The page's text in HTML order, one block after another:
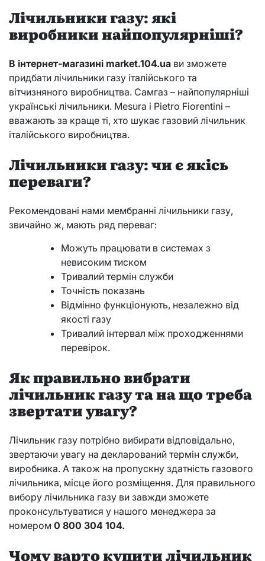
Лічильники газу: які
виробники найпопулярніші?
В інтернет-магазині market.104.ua ви зможете
придбати лічильники газу італійського та
вітчизняного виробництва. Самгаз – найпопулярніші
українські лічильники. Mesura і Pietro Fiorentini –
вважають за краще ті, хто шукає газовий лічильник
італійського виробництва.
Лічильники газу: чи є якісь
переваги?
Рекомендовані нами мембранні лічильники газу,
звичайно ж, мають ряд переваг:
Можуть працювати в системах з
невисоким тиском
Тривалий термін служби
Точність показань
Відмінно функціонують, незалежно від
якості газу
Тривалий інтервал між проходженнями
перевірок.
Як правильно вибрати
лічильник газу та на що треба
звертати увагу?
Лічильник газу потрібно вибирати відповідально,
звертаючи увагу на декларований термін служби,
виробника. А також на пропускну здатність газового
лічильника, місце його розміщення. Для правильного
вибору лічильника газу ви завжди зможете
проконсультуватися у нашого менеджера за
номером 0 800 304 104.
Чому варто купити лічильник